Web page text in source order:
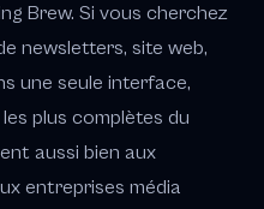
Brew. Si vous cherchez
newsletters, site web,
une seule interface,
plus complètes du
aussi bien aux
entreprises média